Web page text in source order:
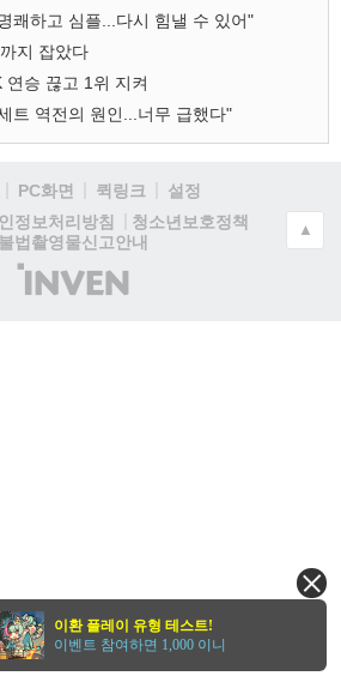
쾌하고 심플...다시 힘낼 수 있어"
지 잡았다
승 끊고 1위 지켜
트 역전의 원인...너무 급했다"
PC화면 퀵링크
설정
정보처리방침
청소년보호정책
불법촬영물신고안내
(주)
인
▲
이환 플레이 유형 테스트!
이벤트 참여하면 1,000 이니